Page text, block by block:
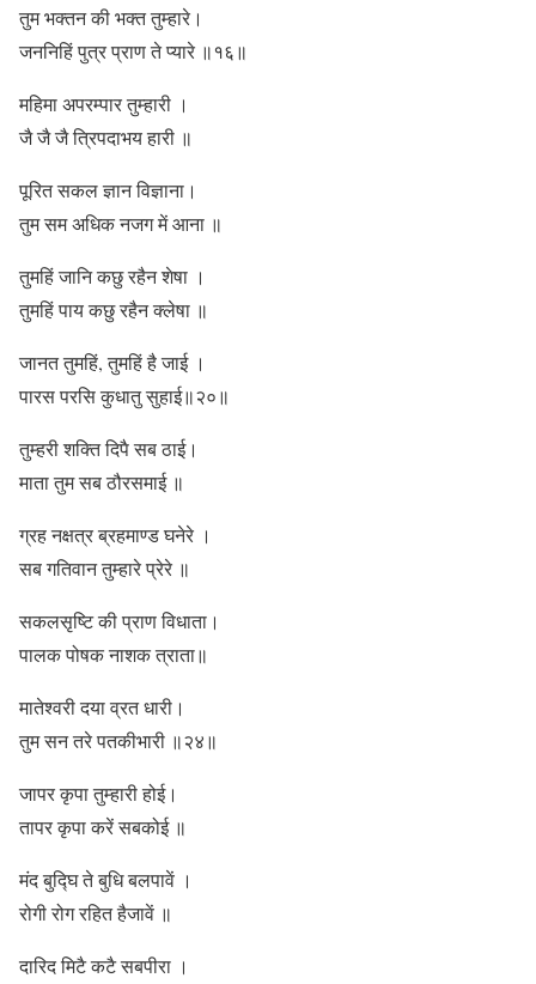
तुम भक्तन की भक्त तुम्हारे।
जननिहिं पुत्र प्राण ते प्यारे ॥१६॥
महिमा अपरम्पार तुम्हारी ।
जै जै जै त्रिपदाभय हारी ॥
पूरित सकल ज्ञान विज्ञाना।
तुम सम अधिक नजग में आना ॥
तुमहिं जानि कछु रहैन शेषा ।
तुमहिं पाय कछु रहैन क्लेषा ॥
जानत तुमहिं, तुमहिं है जाई ।
पारस परसि कुधातु सुहाई॥२०॥
तुम्हरी शक्ति दिपै सब ठाई।
माता तुम सब ठौरसमाई ॥
ग्रह नक्षत्र ब्रहमाण्ड घनेरे ।
सब गतिवान तुम्हारे प्रेरे ॥
सकलसृष्टि की प्राण विधाता।
पालक पोषक नाशक त्राता॥
मातेश्वरी दया व्रत धारी।
तुम सन तरे पतकीभारी ॥२४॥
जापर कृपा तुम्हारी होई।
तापर कृपा करें सबकोई ॥
मंद बुद्घि ते बुधि बलपावें ।
रोगी रोग रहित हैजावें ॥
दारिद मिटै कटै सबपीरा ।